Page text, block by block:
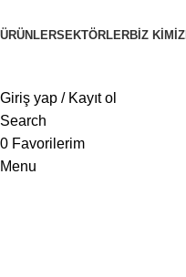
ÜRÜNLERSEKTÖRLERBİZ KİMİZ
Giriş yap / Kayıt ol
Search
0 Favorilerim
Menu